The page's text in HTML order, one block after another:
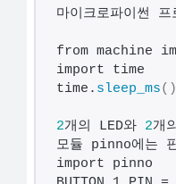
마이크로파이썬
from machine
import time
time. sleep_ms()
2개의 LED와 2개
모듈 pinno에는
import pinno